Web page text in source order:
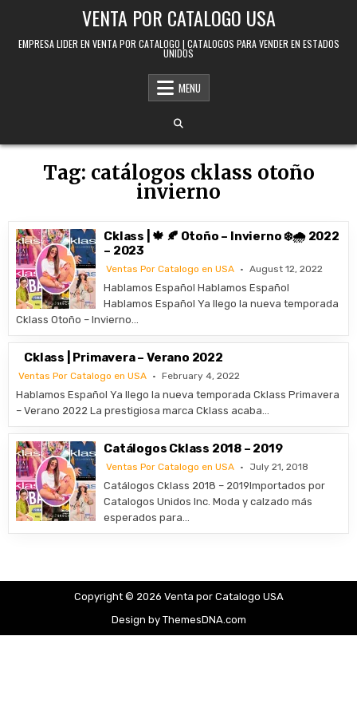
VENTA POR CATALOGO USA
EMPRESA LIDER EN VENTA POR CATALOGO | CATALOGOS PARA VENDER EN ESTADOS
UNIDOS
MENU
Tag: catálogos cklass otoño
invierno
Cklass | 🍁 🍂 Otoño – Invierno ❄️🌧️ 2022
– 2023
Ventas Por Catalogo en USA August 12, 2022
Hablamos Español Hablamos Español
Hablamos Español Ya llego la nueva temporada
Cklass Otoño – Invierno…
Cklass | Primavera – Verano 2022
Ventas Por Catalogo en USA February 4, 2022
Hablamos Español Ya llego la nueva temporada Cklass Primavera
– Verano 2022 La prestigiosa marca Cklass acaba…
Catálogos Cklass 2018 – 2019
Ventas Por Catalogo en USA July 21, 2018
Catálogos Cklass 2018 – 2019Importados por
Catalogos Unidos Inc. Moda y calzado más
esperados para…
Copyright © 2026 Venta por Catalogo USA
Design by ThemesDNA.com